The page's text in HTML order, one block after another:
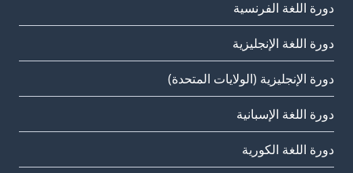
دورة اللغة الفرنسية
دورة اللغة الإنجليزية
دورة الإنجليزية (الولايات المتحدة)
دورة اللغة الإسبانية
دورة اللغة الكورية